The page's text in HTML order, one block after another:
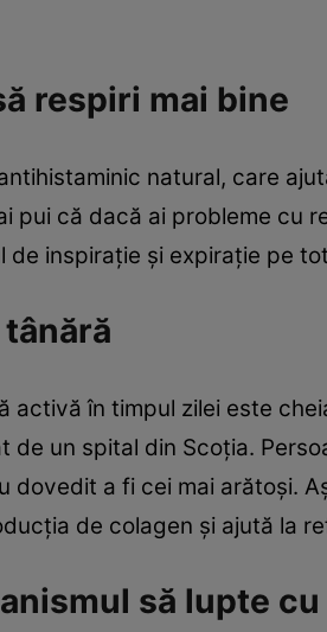
respiri mai bine
natural, care
pui că dacă ai probleme cu
de inspiraţie şi expiraţie pe
activă în timpul zilei este
de un spital din Scoţia.
dovedit a fi cei mai arătoşi.
de colagen şi ajută la
să lupte